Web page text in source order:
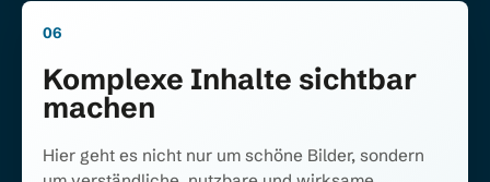
06
Komplexe Inhalte sichtbar
machen
Hier geht es nicht nur um schöne Bilder, sondern